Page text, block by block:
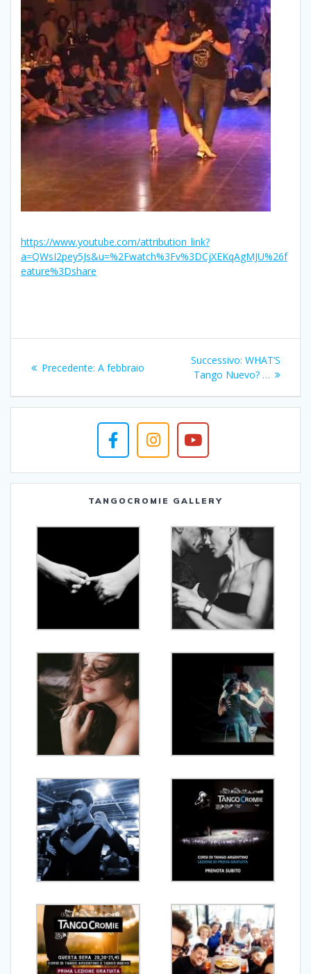
https://www.youtube.com/attribution_link?
a=QWsI2pey5Js&u=%2Fwatch%3Fv%3DCjXEKqAgMJU%26f
eature%3Dshare
articoli
Precedente: Articolo
A febbraio
Successivo: Articolo
successivo:
WHAT’S
Tango Nuevo? …
TANGOCROMIE GALLERY